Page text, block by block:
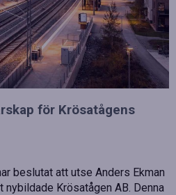
för Krösatågens
beslutat att utse Anders Ekman
Krösatågen AB. Denna